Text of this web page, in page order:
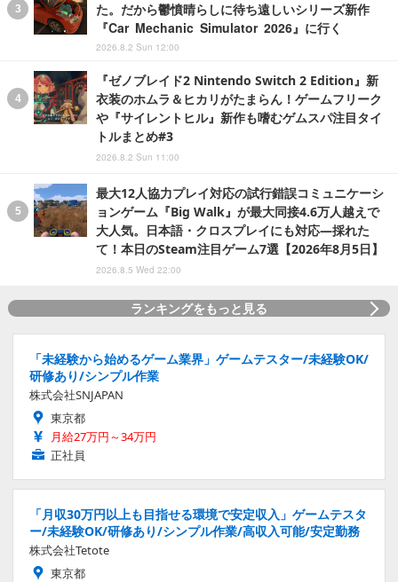
た。だから鬱憤晴らしに待ち遠しいシリーズ新作
『Car Mechanic Simulator 2026』に行く
2026.8.2 Sun 12:00
『ゼノブレイド2 Nintendo Switch 2 Edition』新
衣装のホムラ＆ヒカリがたまらん！ゲームフリーク
や『サイレントヒル』新作も嗜むゲムスパ注目タイ
トルまとめ#3
2026.8.2 Sun 11:00
最大12人協力プレイ対応の試行錯誤コミュニケーシ
ョンゲーム『Big Walk』が最大同接4.6万人越えで
大人気。日本語・クロスプレイにも対応―採れた
て！本日のSteam注目ゲーム7選【2026年8月5日】
2026.8.5 Wed 22:00
ランキングをもっと見る
「未経験から始めるゲーム業界」ゲームテスター/未経験OK/
研修あり/シンプル作業
株式会社SNJAPAN
東京都
月給27万円～34万円
正社員
「月収30万円以上も目指せる環境で安定収入」ゲームテスタ
ー/未経験OK/研修あり/シンプル作業/高収入可能/安定勤務
株式会社Tetote
東京都